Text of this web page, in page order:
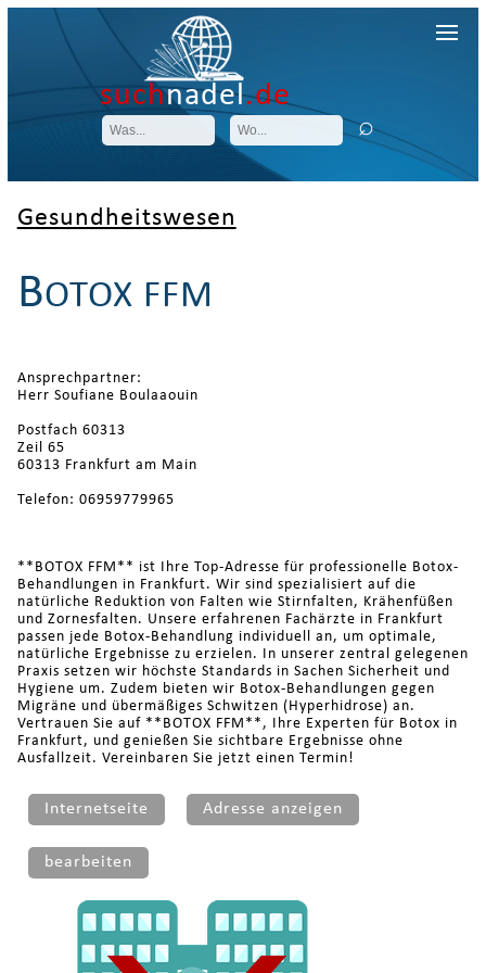
suchnadel.de
Gesundheitswesen
BOTOX FFM
Ansprechpartner:
Herr Soufiane Boulaaouin
Postfach 60313
Zeil 65
60313 Frankfurt am Main
Telefon: 06959779965
**BOTOX FFM** ist Ihre Top-Adresse für professionelle Botox-
Behandlungen in Frankfurt. Wir sind spezialisiert auf die
natürliche Reduktion von Falten wie Stirnfalten, Krähenfüßen
und Zornesfalten. Unsere erfahrenen Fachärzte in Frankfurt
passen jede Botox-Behandlung individuell an, um optimale,
natürliche Ergebnisse zu erzielen. In unserer zentral gelegenen
Praxis setzen wir höchste Standards in Sachen Sicherheit und
Hygiene um. Zudem bieten wir Botox-Behandlungen gegen
Migräne und übermäßiges Schwitzen (Hyperhidrose) an.
Vertrauen Sie auf **BOTOX FFM**, Ihre Experten für Botox in
Frankfurt, und genießen Sie sichtbare Ergebnisse ohne
Ausfallzeit. Vereinbaren Sie jetzt einen Termin!
Internetseite Adresse anzeigen
bearbeiten